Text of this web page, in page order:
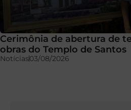
Cerimônia de abertura de
obras do Templo de Santos
Notícias03/08/2026